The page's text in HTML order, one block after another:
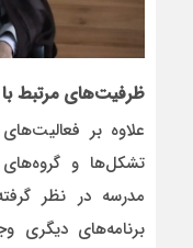
ظرفیت‌های مرتبط
علاوه بر
تشکل‌ها و
مدرسه در نظر
برنامه‌های دیگری